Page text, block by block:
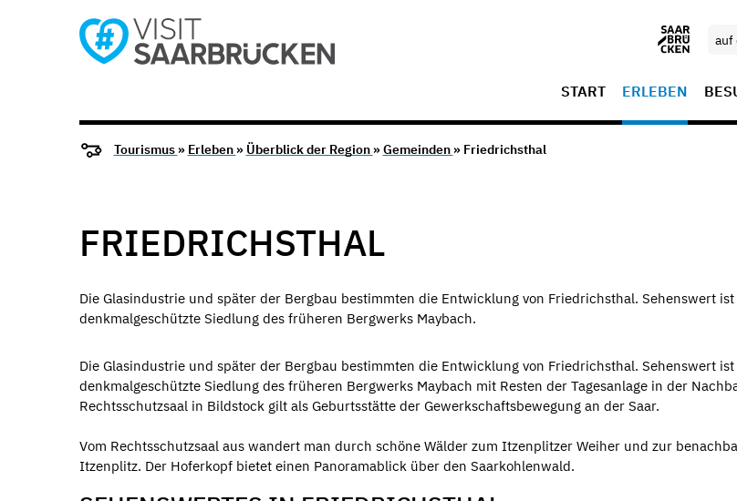
START ERLEBEN
Tourismus » Erleben » Überblick der Region »Gemeinden » Friedrichsthal
FRIEDRICHSTHAL
Die Glasindustrie und später der Bergbau bestimmten die Entwicklung von Friedrichsthal. Sehenswert
denkmalgeschützte Siedlung des früheren Bergwerks Maybach.
Die Glasindustrie und später der Bergbau bestimmten die Entwicklung von Friedrichsthal. Sehenswert
denkmalgeschützte Siedlung des früheren Bergwerks Maybach mit Resten der Tagesanlage in der
Rechtsschutzsaal in Bildstock gilt als Geburtsstätte der Gewerkschaftsbewegung an der Saar.
Vom Rechtsschutzsaal aus wandert man durch schöne Wälder zum Itzenplitzer Weiher und zur
Itzenplitz. Der Hoferkopf bietet einen Panoramablick über den Saarkohlenwald.